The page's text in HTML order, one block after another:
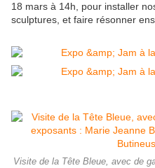
18 mars à 14h, pour installer
sculptures, et faire résonner
Visite de la Tête Bleue, avec de